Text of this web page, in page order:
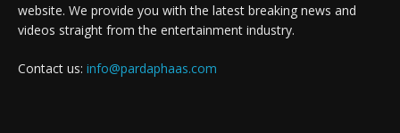
website. We provide you with the latest breaking news and
videos straight from the entertainment industry.
Contact us: info@pardaphaas.com